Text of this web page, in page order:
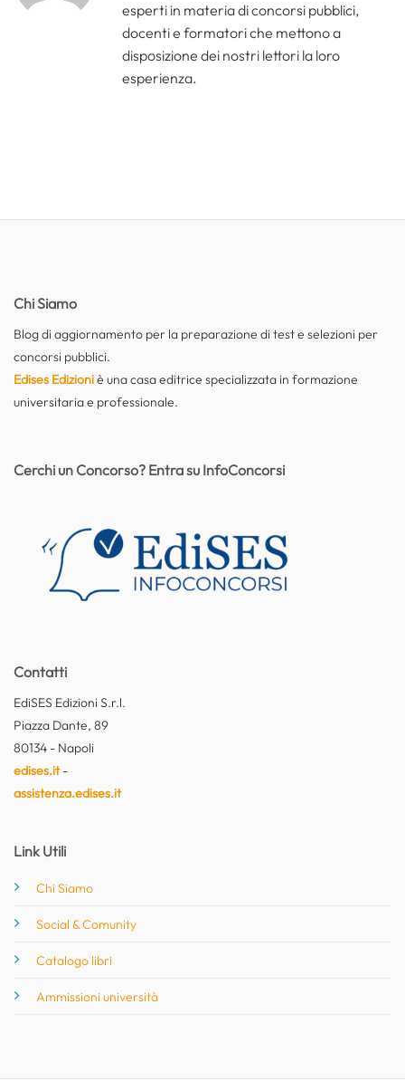
esperti in materia di concorsi pubblici,
docenti e formatori che mettono a
disposizione dei nostri lettori la loro
esperienza.
Chi Siamo
Blog di aggiornamento per la preparazione di test e selezioni per
concorsi pubblici.
Edises Edizioniè una casa editrice specializzata in formazione
universitaria e professionale.
Contatti
EdiSES Edizioni S.r.l.
Piazza Dante, 89
80134 - Napoli
edises.it-
assistenza.edises.it
Link Utili
Chi Siamo
Social & Comunity
Catalogo libri
Ammissioni università
Cerchi un Concorso? Entra su InfoConcorsi